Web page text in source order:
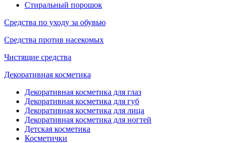
Стиральный порошок
Средства по уходу за обувью
Средства против насекомых
Чистящие средства
Декоративная косметика
Декоративная косметика для глаз
Декоративная косметика для губ
Декоративная косметика для лица
Декоративная косметика для ногтей
Детская косметика
Косметички